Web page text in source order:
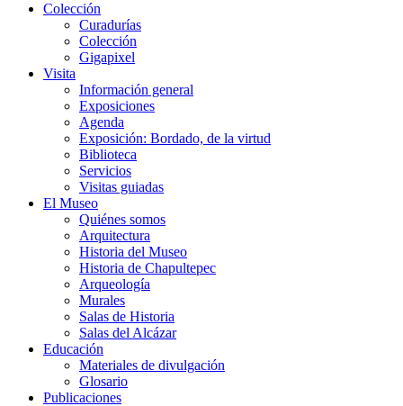
Colección
Curadurías
Colección
Gigapixel
Visita
Información general
Exposiciones
Agenda
Exposición: Bordado, de la virtud
Biblioteca
Servicios
Visitas guiadas
El Museo
Quiénes somos
Arquitectura
Historia del Museo
Historia de Chapultepec
Arqueología
Murales
Salas de Historia
Salas del Alcázar
Educación
Materiales de divulgación
Glosario
Publicaciones